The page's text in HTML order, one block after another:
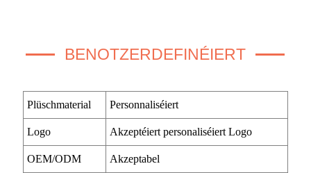
BENOTZERDEFINÉIERT
Plüschmaterial Personnaliséiert
Logo Akzeptéiert personaliséiert Logo
OEM/ODM Akzeptabel